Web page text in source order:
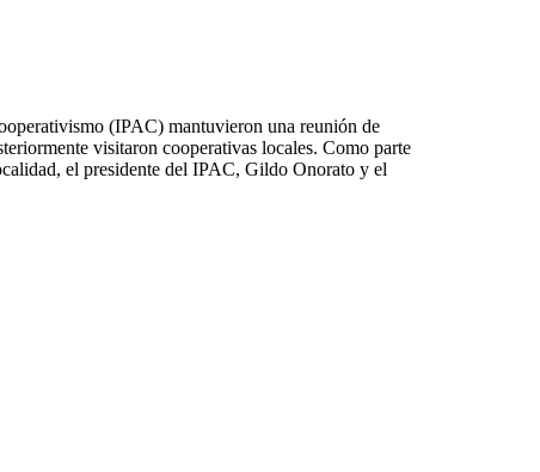
(IPAC) mantuvieron una reunión de
visitaron cooperativas locales. Como parte
el presidente del IPAC, Gildo Onorato y el